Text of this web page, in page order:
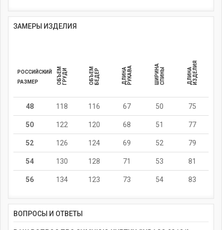
ЗАМЕРЫ ИЗДЕЛИЯ
РОССИЙСКИЙ
РАЗМЕР
ОБЪЕМГРУДИ ОБЪЕМБЕДЕР ДЛИНАРУКАВА ШИРИНАСПИНЫ ДЛИНАИЗДЕЛИЯ
48 118 116 67 50 75
50 122 120 68 51 77
52 126 124 69 52 79
54 130 128 71 53 81
56 134 123 73 54 83
ВОПРОСЫ И ОТВЕТЫ